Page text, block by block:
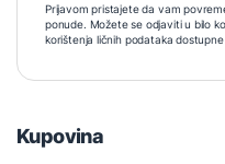
Prijavom pristajete da vam
ponude. Možete se odjaviti u bilo
korištenja ličnih podataka dostupne
Kupovina